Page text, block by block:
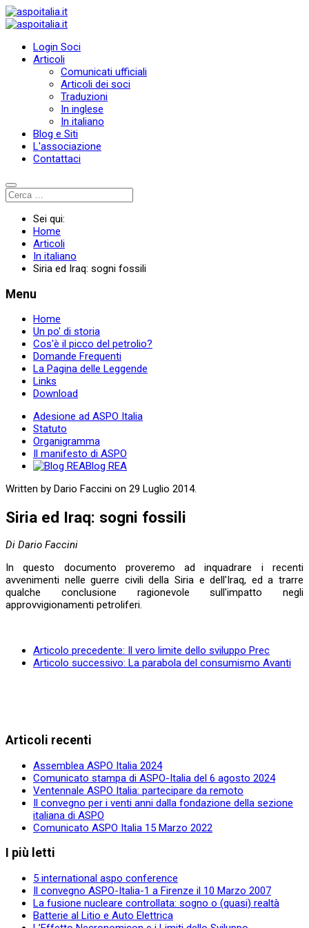
Login Soci
Articoli
Comunicati ufficiali
Articoli dei soci
Traduzioni
In inglese
In italiano
Blog e Siti
L'associazione
Contattaci
Sei qui:
Home
Articoli
In italiano
Siria ed Iraq: sogni fossili
Menu
Home
Un po' di storia
Cos'è il picco del petrolio?
Domande Frequenti
La Pagina delle Leggende
Links
Download
Adesione ad ASPO Italia
Statuto
Organigramma
Il manifesto di ASPO
Blog REA
Written by Dario Faccini on 29 Luglio 2014.
Siria ed Iraq: sogni fossili
Di Dario Faccini
In questo documento proveremo ad inquadrare i recenti
avvenimenti nelle guerre civili della Siria e dell'Iraq, ed a trarre
qualche conclusione ragionevole sull'impatto negli
approvvigionamenti petroliferi.
Articolo precedente: Il vero limite dello sviluppo Prec
Articolo successivo: La parabola del consumismo Avanti
Articoli recenti
Assemblea ASPO Italia 2024
Comunicato stampa di ASPO-Italia del 6 agosto 2024
Ventennale ASPO Italia: partecipare da remoto
Il convegno per i venti anni dalla fondazione della sezione
italiana di ASPO
Comunicato ASPO Italia 15 Marzo 2022
I più letti
5 international aspo conference
Il convegno ASPO-Italia-1 a Firenze il 10 Marzo 2007
La fusione nucleare controllata: sogno o (quasi) realtà
Batterie al Litio e Auto Elettrica